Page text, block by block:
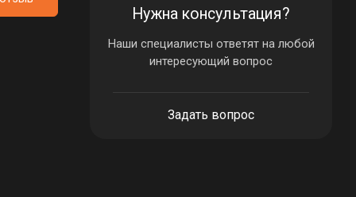
Нужна консультация?
Наши специалисты ответят на любой
интересующий вопрос
Задать вопрос